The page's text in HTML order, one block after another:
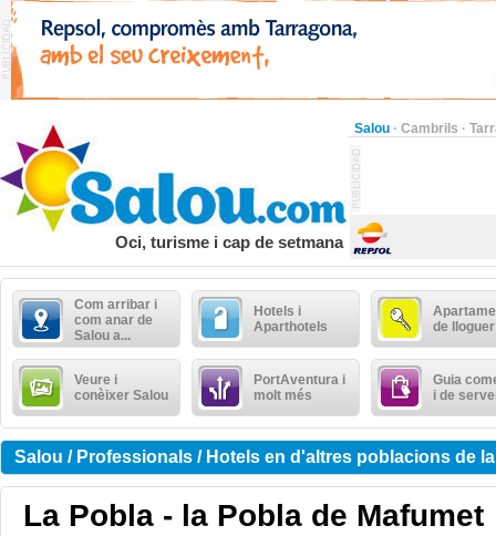
Salou · Cambrils ·
Oci, turisme i cap de setmana
Com arribar i
com anar de
Salou a...
Hotels i
Aparthotels
de lloguer
Veure i
conèixer Salou
PortAventura i
molt més
Guia
i de
Salou / Professionals / Hotels en d'altres poblacions de
La Pobla - la Pobla de Mafumet